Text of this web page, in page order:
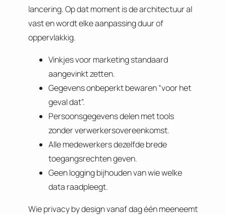
lancering. Op dat moment is de architectuur al
vast en wordt elke aanpassing duur of
oppervlakkig.
Vinkjes voor marketing standaard
aangevinkt zetten.
Gegevens onbeperkt bewaren “voor het
geval dat”.
Persoonsgegevens delen met tools
zonder verwerkersovereenkomst.
Alle medewerkers dezelfde brede
toegangsrechten geven.
Geen logging bijhouden van wie welke
data raadpleegt.
Wie privacy by design vanaf dag één meeneemt